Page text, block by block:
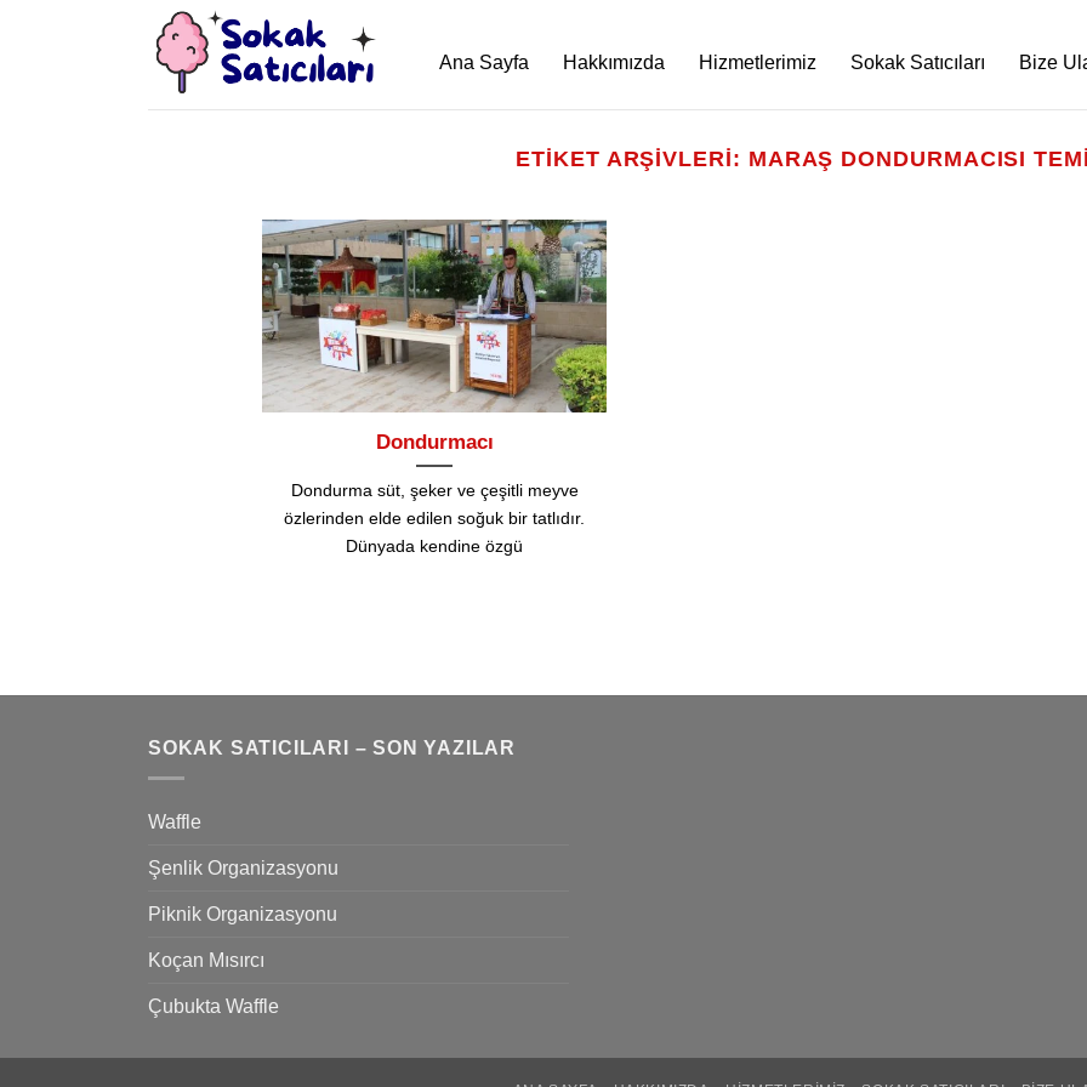
Ana Sayfa
Hakkımızda Hizmetlerimiz Sokak Satıcıları Bize
ETIKET ARŞIVLERI: MARAŞ DONDURMACISI
Dondurmacı
Dondurma süt, şeker ve çeşitli meyve
özlerinden elde edilen soğuk bir tatlıdır.
Dünyada kendine özgü
SOKAK SATICILARI – SON YAZILAR
Waffle
Şenlik Organizasyonu
Piknik Organizasyonu
Koçan Mısırcı
Çubukta Waffle